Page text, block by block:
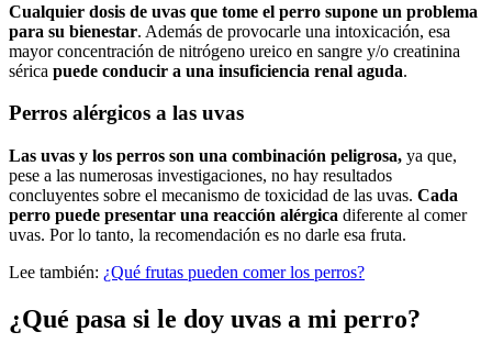
Cualquier dosis de uvas que tome el perro supone un problema
para su bienestar. Además de provocarle una intoxicación, esa
mayor concentración de nitrógeno ureico en sangre y/o creatinina
sérica puede conducir a una insuficiencia renal aguda.
Perros alérgicos a las uvas
Las uvas y los perros son una combinación peligrosa, ya que,
pese a las numerosas investigaciones, no hay resultados
concluyentes sobre el mecanismo de toxicidad de las uvas. Cada
perro puede presentar una reacción alérgica diferente al comer
uvas. Por lo tanto, la recomendación es no darle esa fruta.
Lee también: ¿Qué frutas pueden comer los perros?
¿Qué pasa si le doy uvas a mi perro?